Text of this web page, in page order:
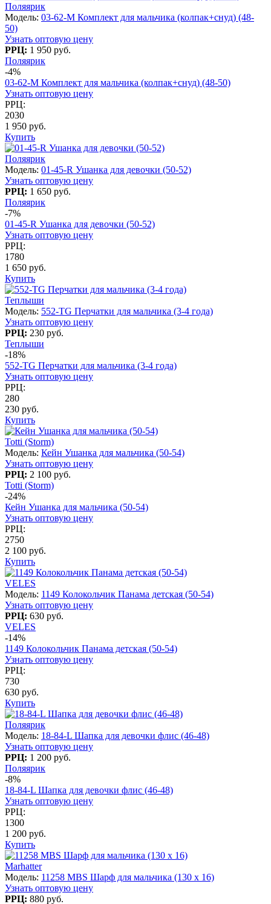
Поляярик
Модель: 03-62-M Комплект для мальчика (колпак+снуд) (48-
50)
Узнать оптовую цену
РРЦ: 1 950 руб.
Поляярик
-4%
03-62-M Комплект для мальчика (колпак+снуд) (48-50)
Узнать оптовую цену
РРЦ:
2030
1 950 руб.
Купить
Поляярик
Модель: 01-45-R Ушанка для девочки (50-52)
Узнать оптовую цену
РРЦ: 1 650 руб.
Поляярик
-7%
01-45-R Ушанка для девочки (50-52)
Узнать оптовую цену
РРЦ:
1780
1 650 руб.
Купить
Теплыши
Модель: 552-TG Перчатки для мальчика (3-4 года)
Узнать оптовую цену
РРЦ: 230 руб.
Теплыши
-18%
552-TG Перчатки для мальчика (3-4 года)
Узнать оптовую цену
РРЦ:
280
230 руб.
Купить
Totti (Storm)
Модель: Кейн Ушанка для мальчика (50-54)
Узнать оптовую цену
РРЦ: 2 100 руб.
Totti (Storm)
-24%
Кейн Ушанка для мальчика (50-54)
Узнать оптовую цену
РРЦ:
2750
2 100 руб.
Купить
VELES
Модель: 1149 Колокольчик Панама детская (50-54)
Узнать оптовую цену
РРЦ: 630 руб.
VELES
-14%
1149 Колокольчик Панама детская (50-54)
Узнать оптовую цену
РРЦ:
730
630 руб.
Купить
Поляярик
Модель: 18-84-L Шапка для девочки флис (46-48)
Узнать оптовую цену
РРЦ: 1 200 руб.
Поляярик
-8%
18-84-L Шапка для девочки флис (46-48)
Узнать оптовую цену
РРЦ:
1300
1 200 руб.
Купить
Marhatter
Модель: 11258 MBS Шарф для мальчика (130 х 16)
Узнать оптовую цену
РРЦ: 880 руб.